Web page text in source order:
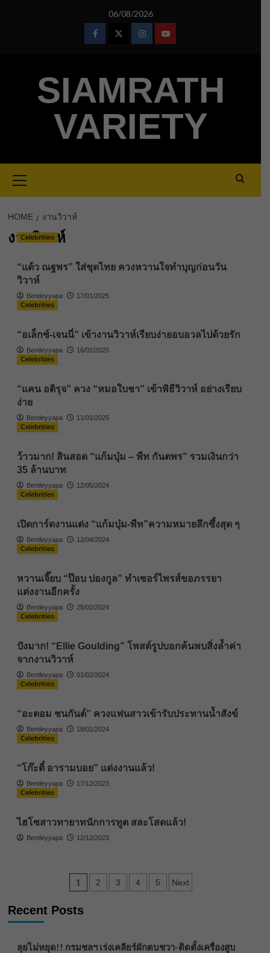
06/08/2026
FacebookTwitterInstagramYoutube
SIAMRATH
VARIETY
Menu
HOME งานวิวาห์
งานวิวาห์
Celebrities
“แต้ว ณฐพร” ใส่ชุดไทย ควงหวานใจทำบุญก่อนวัน
วิวาห์
Bentleyyapa
17/01/2025
Celebrities
“อเล็กซ์-เจนนี่” เข้างานวิวาห์เรียบง่ายอบอวลไปด้วยรัก
Bentleyyapa
16/01/2025
Celebrities
“แคน อติรุจ” ควง “หมอใบชา” เข้าพิธีวิวาห์ อย่างเรียบ
ง่าย
Bentleyyapa
11/01/2025
Celebrities
ว้าวมาก! สินสอด “แก้มบุ๋ม – พีท กันตพร” รวมเงินกว่า
35 ล้านบาท
Bentleyyapa
12/05/2024
Celebrities
เปิดการ์ดงานแต่ง “แก้มบุ๋ม-พีท”ความหมายลึกซึ้งสุด ๆ
Bentleyyapa
12/04/2024
Celebrities
หวานเจี๊ยบ “ป๊อบ ปองกูล” ทำเซอร์ไพรส์ขอภรรยา
แต่งงานอีกครั้ง
Bentleyyapa
25/02/2024
Celebrities
ปังมาก! “Ellie Goulding” โพสต์รูปบอกค้นพบสิ่งล้ำค่า
จากงานวิวาห์
Bentleyyapa
01/02/2024
Celebrities
“อะตอม ชนกันต์” ควงแฟนสาวเข้ารับประทานน้ำสังข์
Bentleyyapa
18/01/2024
Celebrities
“โก๊ะตี๋ อารามบอย” แต่งงานแล้ว!
Bentleyyapa
17/12/2023
Celebrities
ไฮโซสาวทายาทนักการทูต สละโสดแล้ว!
Bentleyyapa 12/12/2023
Posts
pagination
1 2 3 4 5 Next
Recent Posts
ลุยไม่หยุด!! กรมชลฯ เร่งเคลียร์ผักตบชวา-ติดตั้งเครื่องสูบ